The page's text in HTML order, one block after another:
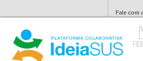
Fale com